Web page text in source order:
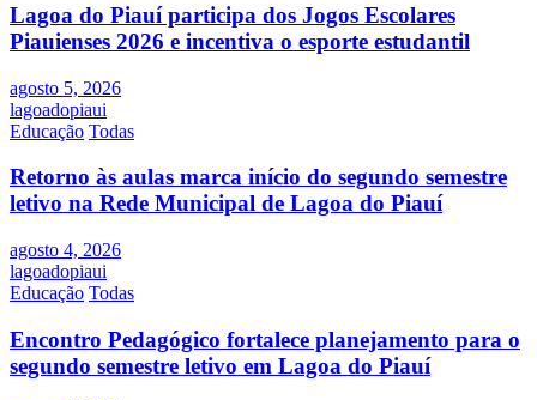
Lagoa do Piauí participa dos Jogos Escolares
Piauienses 2026 e incentiva o esporte estudantil
agosto 5, 2026
lagoadopiaui
Educação Todas
Retorno às aulas marca início do segundo semestre
letivo na Rede Municipal de Lagoa do Piauí
agosto 4, 2026
lagoadopiaui
Educação Todas
Encontro Pedagógico fortalece planejamento para o
segundo semestre letivo em Lagoa do Piauí